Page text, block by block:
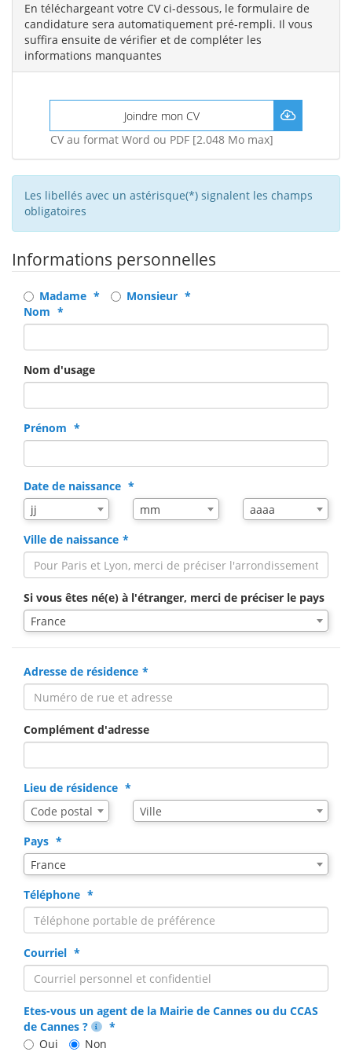
En téléchargeant votre CV ci-dessous, le formulaire de
candidature sera automatiquement pré-rempli. Il vous
suffira ensuite de vérifier et de compléter les
informations manquantes
Joindre mon CV
CV au format Word ou PDF [2.048 Mo max]
Les libellés avec un astérisque(*) signalent les champs
obligatoires
Informations personnelles
CivilitéMadame
Monsieur
Nom
Nom d'usage
Prénom
Date de naissance
jj
Mois
de
mm
Année
de
aaaa
Ville de naissance
Si vous êtes né(e) à l'étranger, merci de préciser le pays
France
Adresse de résidence
Complément d'adresse
Lieu de résidence
Assistance
de
saisie
pour
la
via
code
postal
Code postal Ville
Ville
Pays
France
Téléphone
Courriel
Etes-vous un agent de la Mairie de Cannes ou du CCAS
de Cannes ?
Oui
Non